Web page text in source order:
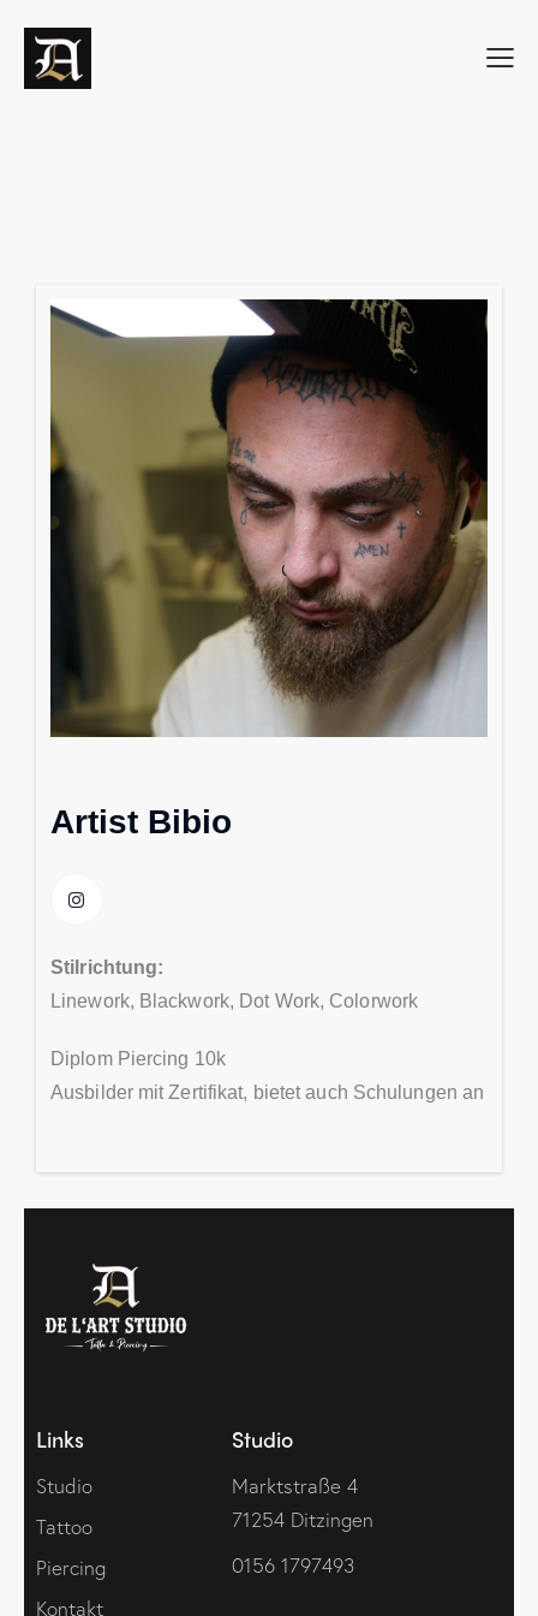
Artist Bibio
Stilrichtung:
Linework, Blackwork, Dot Work, Colorwork
Diplom Piercing 10k
Ausbilder mit Zertifikat, bietet auch Schulungen an
Links
Studio
Tattoo
Piercing
Kontakt
Studio
Marktstraße 4
71254 Ditzingen
0156 1797493